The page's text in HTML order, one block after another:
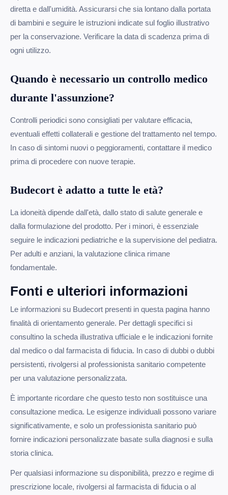
diretta e dall'umidità. Assicurarsi che sia lontano dalla portata
di bambini e seguire le istruzioni indicate sul foglio illustrativo
per la conservazione. Verificare la data di scadenza prima di
ogni utilizzo.
Quando è necessario un controllo medico
durante l'assunzione?
Controlli periodici sono consigliati per valutare efficacia,
eventuali effetti collaterali e gestione del trattamento nel tempo.
In caso di sintomi nuovi o peggioramenti, contattare il medico
prima di procedere con nuove terapie.
Budecort è adatto a tutte le età?
La idoneità dipende dall'età, dallo stato di salute generale e
dalla formulazione del prodotto. Per i minori, è essenziale
seguire le indicazioni pediatriche e la supervisione del pediatra.
Per adulti e anziani, la valutazione clinica rimane
fondamentale.
Fonti e ulteriori informazioni
Le informazioni su Budecort presenti in questa pagina hanno
finalità di orientamento generale. Per dettagli specifici si
consultino la scheda illustrativa ufficiale e le indicazioni fornite
dal medico o dal farmacista di fiducia. In caso di dubbi o dubbi
persistenti, rivolgersi al professionista sanitario competente
per una valutazione personalizzata.
È importante ricordare che questo testo non sostituisce una
consultazione medica. Le esigenze individuali possono variare
significativamente, e solo un professionista sanitario può
fornire indicazioni personalizzate basate sulla diagnosi e sulla
storia clinica.
Per qualsiasi informazione su disponibilità, prezzo e regime di
prescrizione locale, rivolgersi al farmacista di fiducia o al